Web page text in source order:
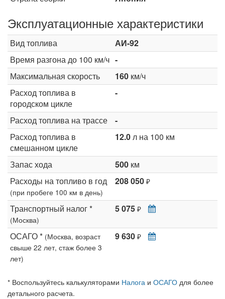
Эксплуатационные характеристики
Вид топлива
АИ-92
Время разгона до 100 км/ч -
Максимальная скорость
160 км/ч
Расход топлива в
городском цикле
-
Расход топлива на трассе
-
Расход топлива в
смешанном цикле
12.0л на 100 км
Запас хода 500 км
Расходы на топливо в год
(при пробеге 100 км в день)
208 050 ₽
Транспортный налог *
(Москва)
5 075 ₽
ОСАГО * (Москва, возраст
свыше 22 лет, стаж более 3
лет)
9 630 ₽
* Воспользуйтесь калькуляторами Налога и ОСАГО для более
детального расчета.